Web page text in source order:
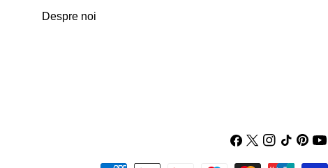
Despre noi
Facebook
X
Instagram
TIC-